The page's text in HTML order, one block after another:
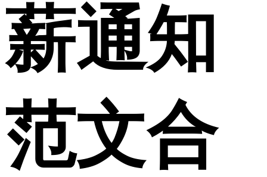
薪通知
范文合